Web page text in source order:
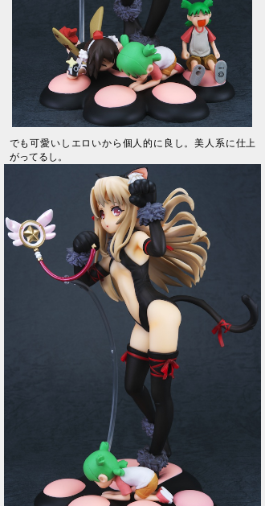
でも可愛いしエロいから個人的に良し。美人系に仕上
がってるし。